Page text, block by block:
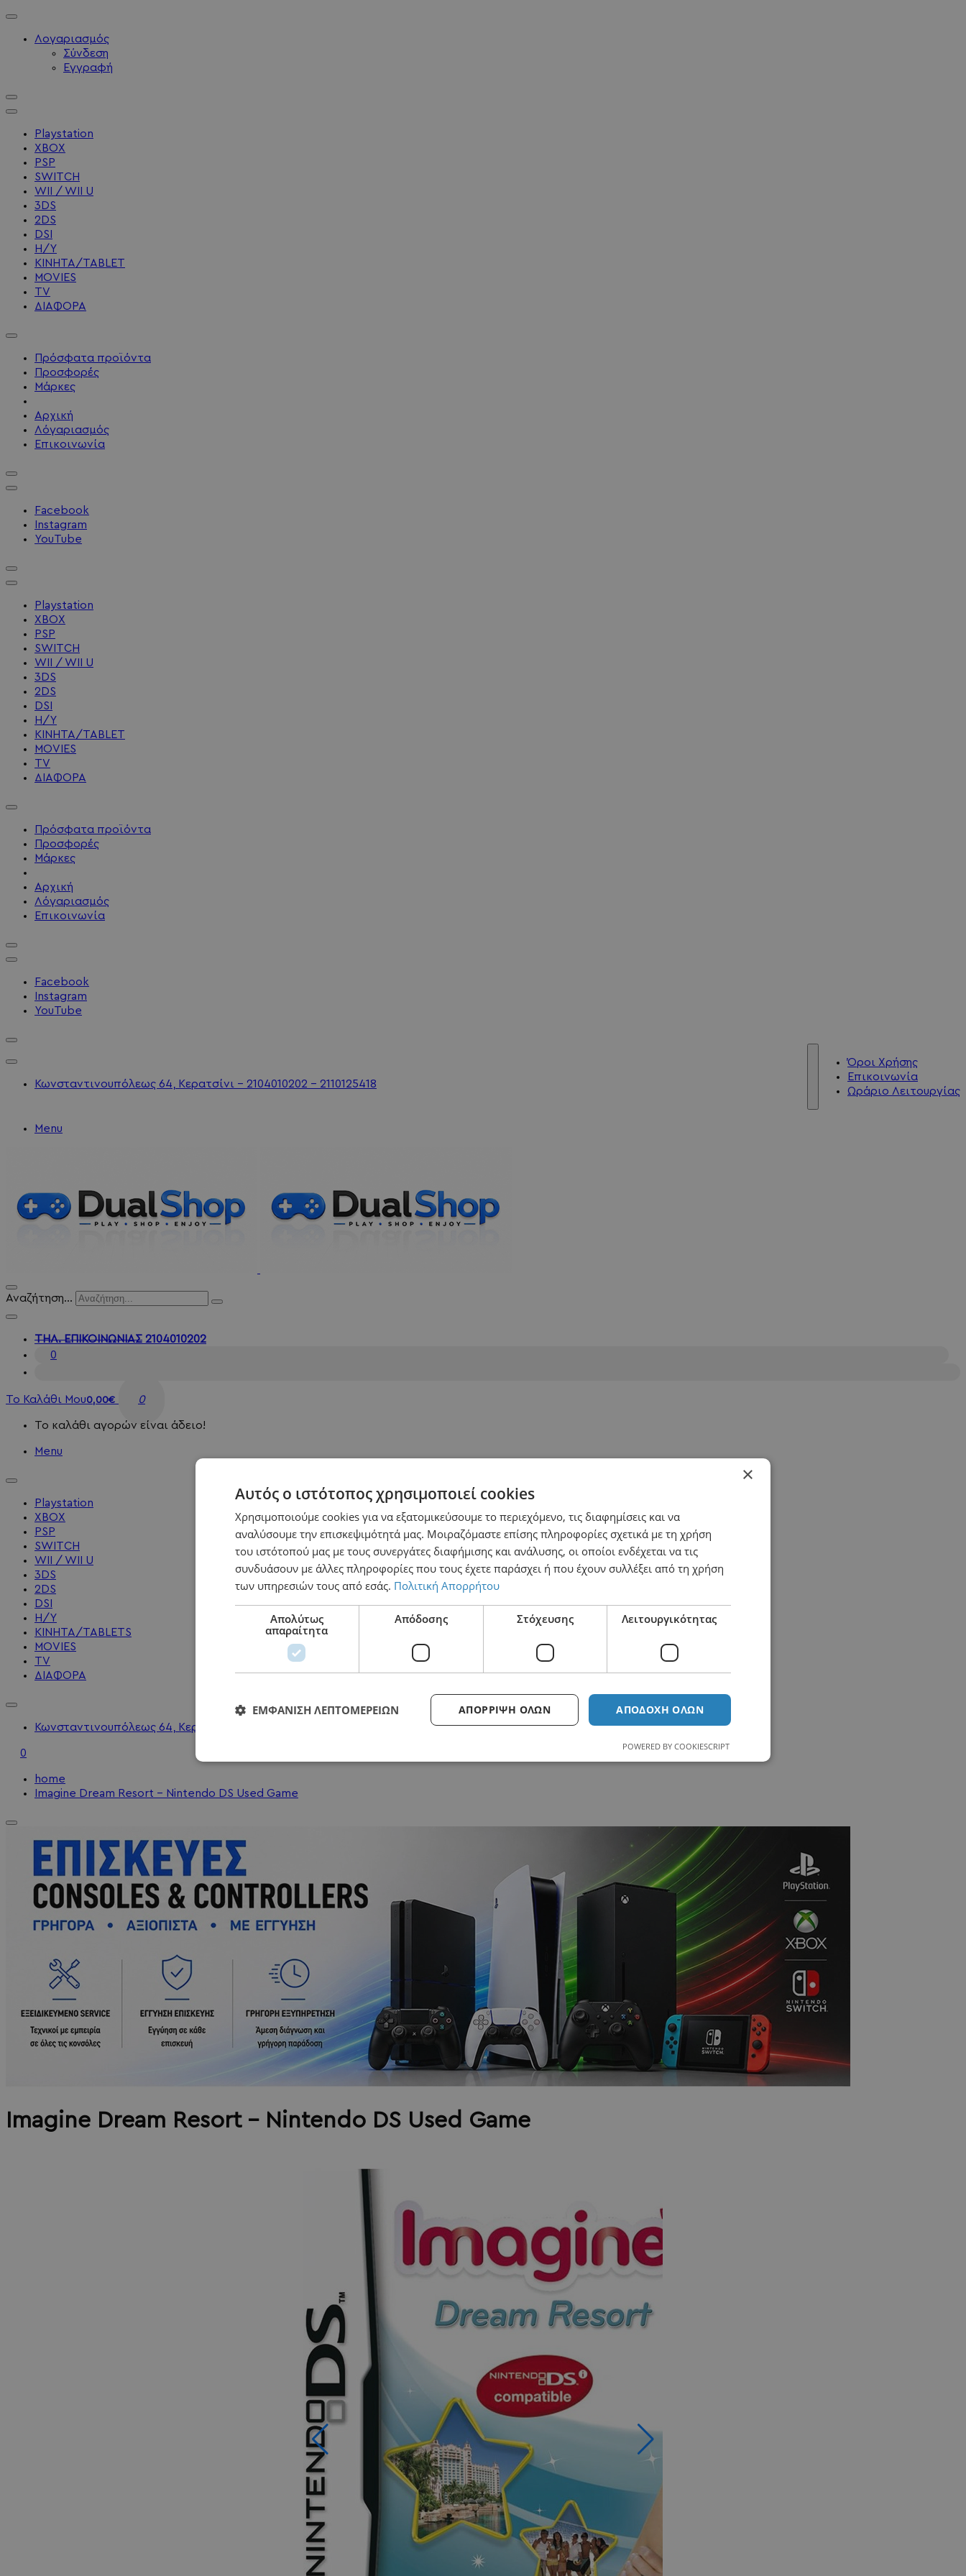
Λογαριασμός
Σύνδεση
Εγγραφή
Playstation
XBOX
PSP
SWITCH
WII / WII U
3DS
2DS
DSI
Η/Υ
ΚΙΝΗΤΑ/TABLET
MOVIES
TV
ΔΙΑΦΟΡΑ
Πρόσφατα προϊόντα
Προσφορές
Μάρκες
Αρχική
Λόγαριασμός
Επικοινωνία
Facebook
Instagram
YouTube
Playstation
XBOX
PSP
SWITCH
WII / WII U
3DS
2DS
DSI
Η/Υ
ΚΙΝΗΤΑ/TABLET
MOVIES
TV
ΔΙΑΦΟΡΑ
Πρόσφατα προϊόντα
Προσφορές
Μάρκες
Αρχική
Λόγαριασμός
Επικοινωνία
Facebook
Instagram
YouTube
Κωνσταντινουπόλεως 64, Κερατσίνι - 2104010202 - 2110125418
Όροι Χρήσης
Επικοινωνία
Ωράριο Λειτουργίας
Menu
Αναζήτηση...
ΤΗΛ. ΕΠΙΚΟΙΝΩΝΙΑΣ 2104010202
0
Το Καλάθι Μου0,00€ 0
Το καλάθι αγορών είναι άδειο!
Menu
Playstation
XBOX
PSP
SWITCH
WII / WII U
3DS
2DS
DSI
Η/Υ
KINHTA/TABLETS
MOVIES
TV
ΔΙΑΦΟΡΑ
Κωνσταντινουπόλεως 64, Κερατσίνι - 2104010202 - 2110125418
0
home
Imagine Dream Resort - Nintendo DS Used Game
Imagine Dream Resort - Nintendo DS Used Game
×
Αυτός ο ιστότοπος χρησιμοποιεί cookies
Χρησιμοποιούμε cookies για να εξατομικεύσουμε το περιεχόμενο, τις διαφημίσεις και να
αναλύσουμε την επισκεψιμότητά μας. Μοιραζόμαστε επίσης πληροφορίες σχετικά με τη χρήση
του ιστότοπού μας με τους συνεργάτες διαφήμισης και ανάλυσης, οι οποίοι ενδέχεται να τις
συνδυάσουν με άλλες πληροφορίες που τους έχετε παράσχει ή που έχουν συλλέξει από τη χρήση
των υπηρεσιών τους από εσάς. Πολιτική Απορρήτου
Απολύτως
απαραίτητα
Απόδοσης Στόχευσης Λειτουργικότητας
ΑΠΟΔΟΧΉ ΌΛΩΝ
ΑΠΌΡΡΙΨΗ ΌΛΩΝ
ΕΜΦΆΝΙΣΗ ΛΕΠΤΟΜΕΡΕΙΏΝ
POWERED BY COOKIESCRIPT